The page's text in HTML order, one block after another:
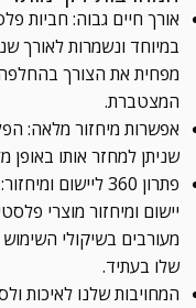
אורך חיים גבוה: חביות
במיוחד ונשמרות לאורך
מפחית את הצורך
המצטברת.
אפשרות מיחזור מלאה:
שניתן למחזר אותו באופן
פתרון 360
יישום ומיחזור מוצרי
מעורבים בשיקולי
שלו בעתיד.
המחויבות שלנו לאיכות